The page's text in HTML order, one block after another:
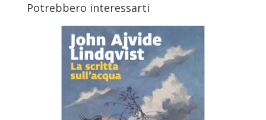
Potrebbero interessarti